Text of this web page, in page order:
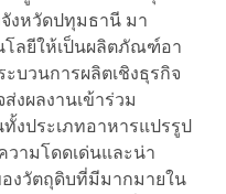
งหวัดปทุมธานี มา
ลยีให้เป็นผลิตภัณฑ์อา
บวนการผลิตเชิงธุรกิจ
งผลงานเข้าร่วม
งประเภทอาหารแปรรูป
วามโดดเด่นและน่า
งวัตถุดิบที่มีมากมายใน